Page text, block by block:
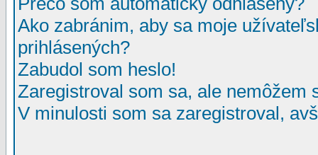
Ako zabránim, aby sa moje
prihlásených?
Zabudol som heslo!
Zaregistroval som sa, ale nemôžem
V minulosti som sa zaregistroval,